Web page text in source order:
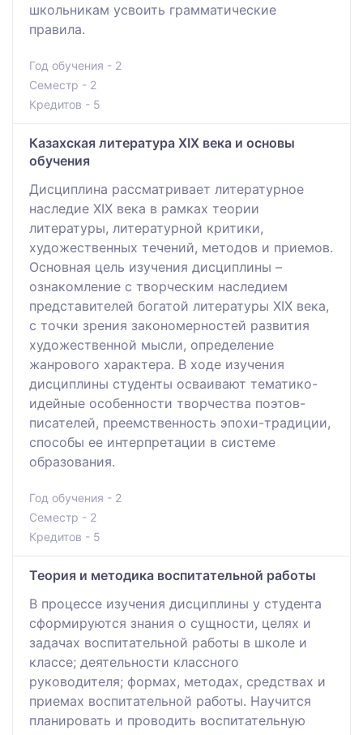
школьникам усвоить грамматические
правила.
Год обучения - 2
Семестр - 2
Кредитов - 5
Казахская литература XIX века и основы
обучения
Дисциплина рассматривает литературное
наследие XIX века в рамках теории
литературы, литературной критики,
художественных течений, методов и приемов.
Основная цель изучения дисциплины –
ознакомление с творческим наследием
представителей богатой литературы XIX века,
с точки зрения закономерностей развития
художественной мысли, определение
жанрового характера. В ходе изучения
дисциплины студенты осваивают тематико-
идейные особенности творчества поэтов-
писателей, преемственность эпохи-традиции,
способы ее интерпретации в системе
образования.
Год обучения - 2
Семестр - 2
Кредитов - 5
Теория и методика воспитательной работы
В процессе изучения дисциплины у студента
сформируются знания о сущности, целях и
задачах воспитательной работы в школе и
классе; деятельности классного
руководителя; формах, методах, средствах и
приемах воспитательной работы. Научится
планировать и проводить воспитательную